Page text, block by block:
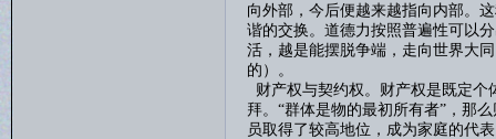
向外部，今后便越来越指向内部。
谐的交换。道德力按照普遍性可以
活，越是能摆脱争端，走向世界大
的）。
财产权与契约权。财产权是既定个
拜。 “群体是物的最初所有者”，那
员取得了较高地位，成为家庭的代